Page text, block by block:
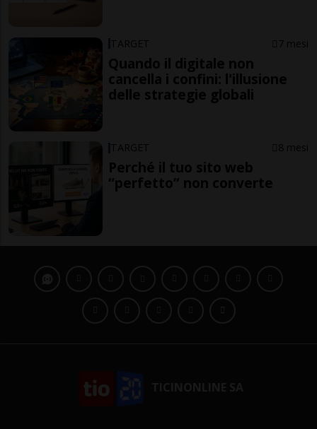
TARGET 7 mesi
Quando il digitale non
cancella i confini: l'illusione
delle strategie globali
TARGET 8 mesi
Perché il tuo sito web
“perfetto” non converte